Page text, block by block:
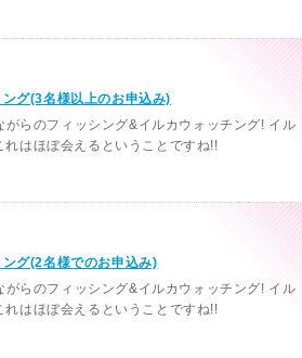
グ(3名様以上のお申込み)
らのフィッシング&イルカウォッチング! イル
はほぼ会えるということですね!!
グ(2名様でのお申込み)
らのフィッシング&イルカウォッチング! イル
はほぼ会えるということですね!!